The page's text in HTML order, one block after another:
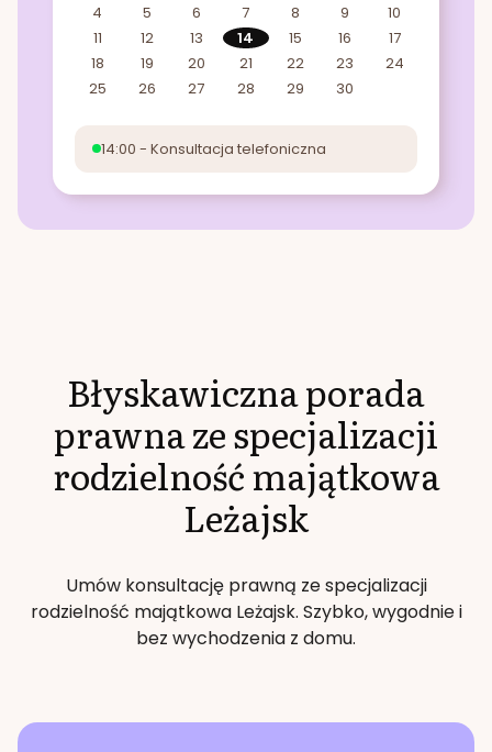
4
5 6 7 8 9
10
11
12 13 14 15 16
17
18
19 20 21 22 23
24
25
26 27 28 29 30
14:00 - Konsultacja telefoniczna
Błyskawiczna porada
prawna ze specjalizacji
rodzielność majątkowa
Leżajsk
Umów konsultację prawną ze specjalizacji
rodzielność majątkowaLeżajsk. Szybko, wygodnie i
bez wychodzenia z domu.